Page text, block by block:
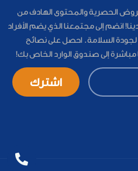
الحصرية والمحتوى الهادف من
انضم إلى مجتمعنا الذي يضم الأفراد
السلامة. احصل على نصائح
إلى صندوق الوارد الخاص بك!
اشترك